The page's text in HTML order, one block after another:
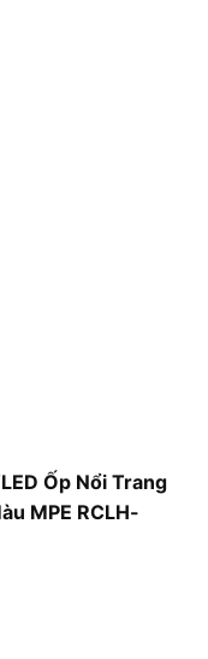
Ốp Nổi Trang
MPE RCLH-